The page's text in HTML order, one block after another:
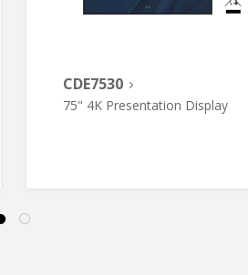
CDE7530
75" 4K Presentation Display